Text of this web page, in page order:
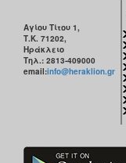
ΕΠΙΣΚΕΠΤΗΣ
Αγίου Τίτου 1,
Τ.Κ. 71202,
Ηράκλειο
Τηλ.: 2813-409000
email:info@heraklion.gr